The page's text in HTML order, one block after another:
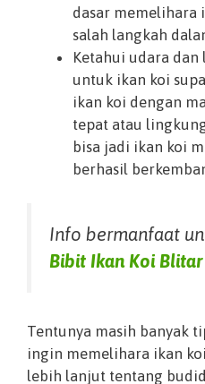
dasar memelihara
salah langkah
Ketahui udara
untuk ikan koi
ikan koi dengan
tepat atau
bisa jadi ikan koi
berhasil
Info bermanfaat
Bibit Ikan Koi Blitar
Tentunya masih banyak
ingin memelihara ikan
lebih lanjut tentang